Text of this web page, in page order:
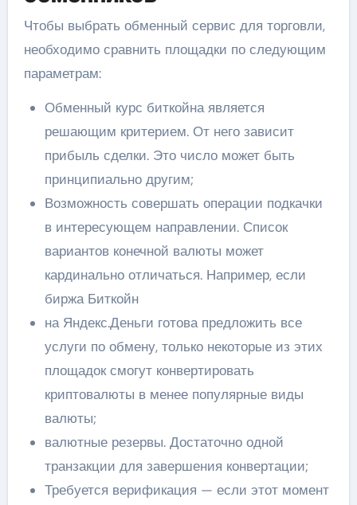
Чтобы выбрать обменный сервис для торговли,
необходимо сравнить площадки по следующим
параметрам:
Обменный курс биткойна является
решающим критерием. От него зависит
прибыль сделки. Это число может быть
принципиально другим;
Возможность совершать операции подкачки
в интересующем направлении. Список
вариантов конечной валюты может
кардинально отличаться. Например, если
биржа Биткойн
на Яндекс.Деньги готова предложить все
услуги по обмену, только некоторые из этих
площадок смогут конвертировать
криптовалюты в менее популярные виды
валюты;
валютные резервы. Достаточно одной
транзакции для завершения конвертации;
Требуется верификация — если этот момент